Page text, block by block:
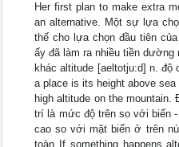
Her first plan to make extra
an alternative. Một sự lựa
thế cho lựa chọn đầu tiên
ấy đã làm ra nhiều tiền
khác altitude [aeltotju:d] n.
a place is its height above
high altitude on the
trí là mức độ trên so với biến
cao so với mặt biển ở trên
toàn If something happens